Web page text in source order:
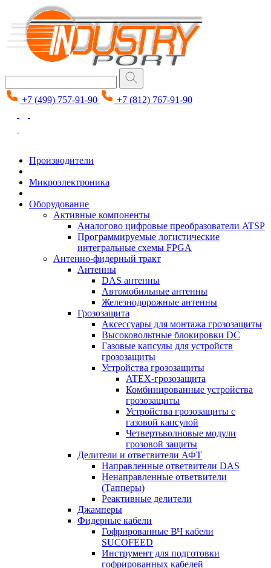
+7 (499) 757-91-90 +7 (812) 767-91-90
Производители
Микроэлектроника
Оборудование
Активные компоненты
Аналогово цифровые преобразователи ATSP
Программируемые логистические
интегральные схемы FPGA
Антенно-фидерный тракт
Антенны
DAS антенны
Автомобильные антенны
Железнодорожные антенны
Грозозащита
Аксессуары для монтажа грозозащиты
Высоковольтные блокировки DC
Газовые капсулы для устройств
грозозащиты
Устройства грозозащиты
ATEX-грозозащита
Комбинированные устройства
грозозащиты
Устройства грозозащиты с
газовой капсулой
Четвертьволновые модули
грозовой защиты
Делители и ответвители АФТ
Направленные ответвители DAS
Ненаправленные ответвители
(Тапперы)
Реактивные делители
Джамперы
Фидерные кабели
Гофрированные ВЧ кабели
SUCOFEED
Инструмент для подготовки
гофрированных кабелей